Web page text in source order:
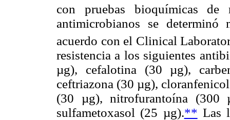
con pruebas bioquímicas de
antimicrobianos se
acuerdo con el Clinical
resistencia a los siguientes
µg), cefalotina (30 µg),
ceftriazona (30 µg),
(30 µg), nitrofurantoína (300
sulfametoxasol (25 µg).** Las